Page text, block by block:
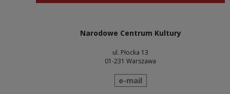
Narodowe Centrum Kultury
ul. Płocka 13
01-231 Warszawa
wyślij wiadomość
e-mail